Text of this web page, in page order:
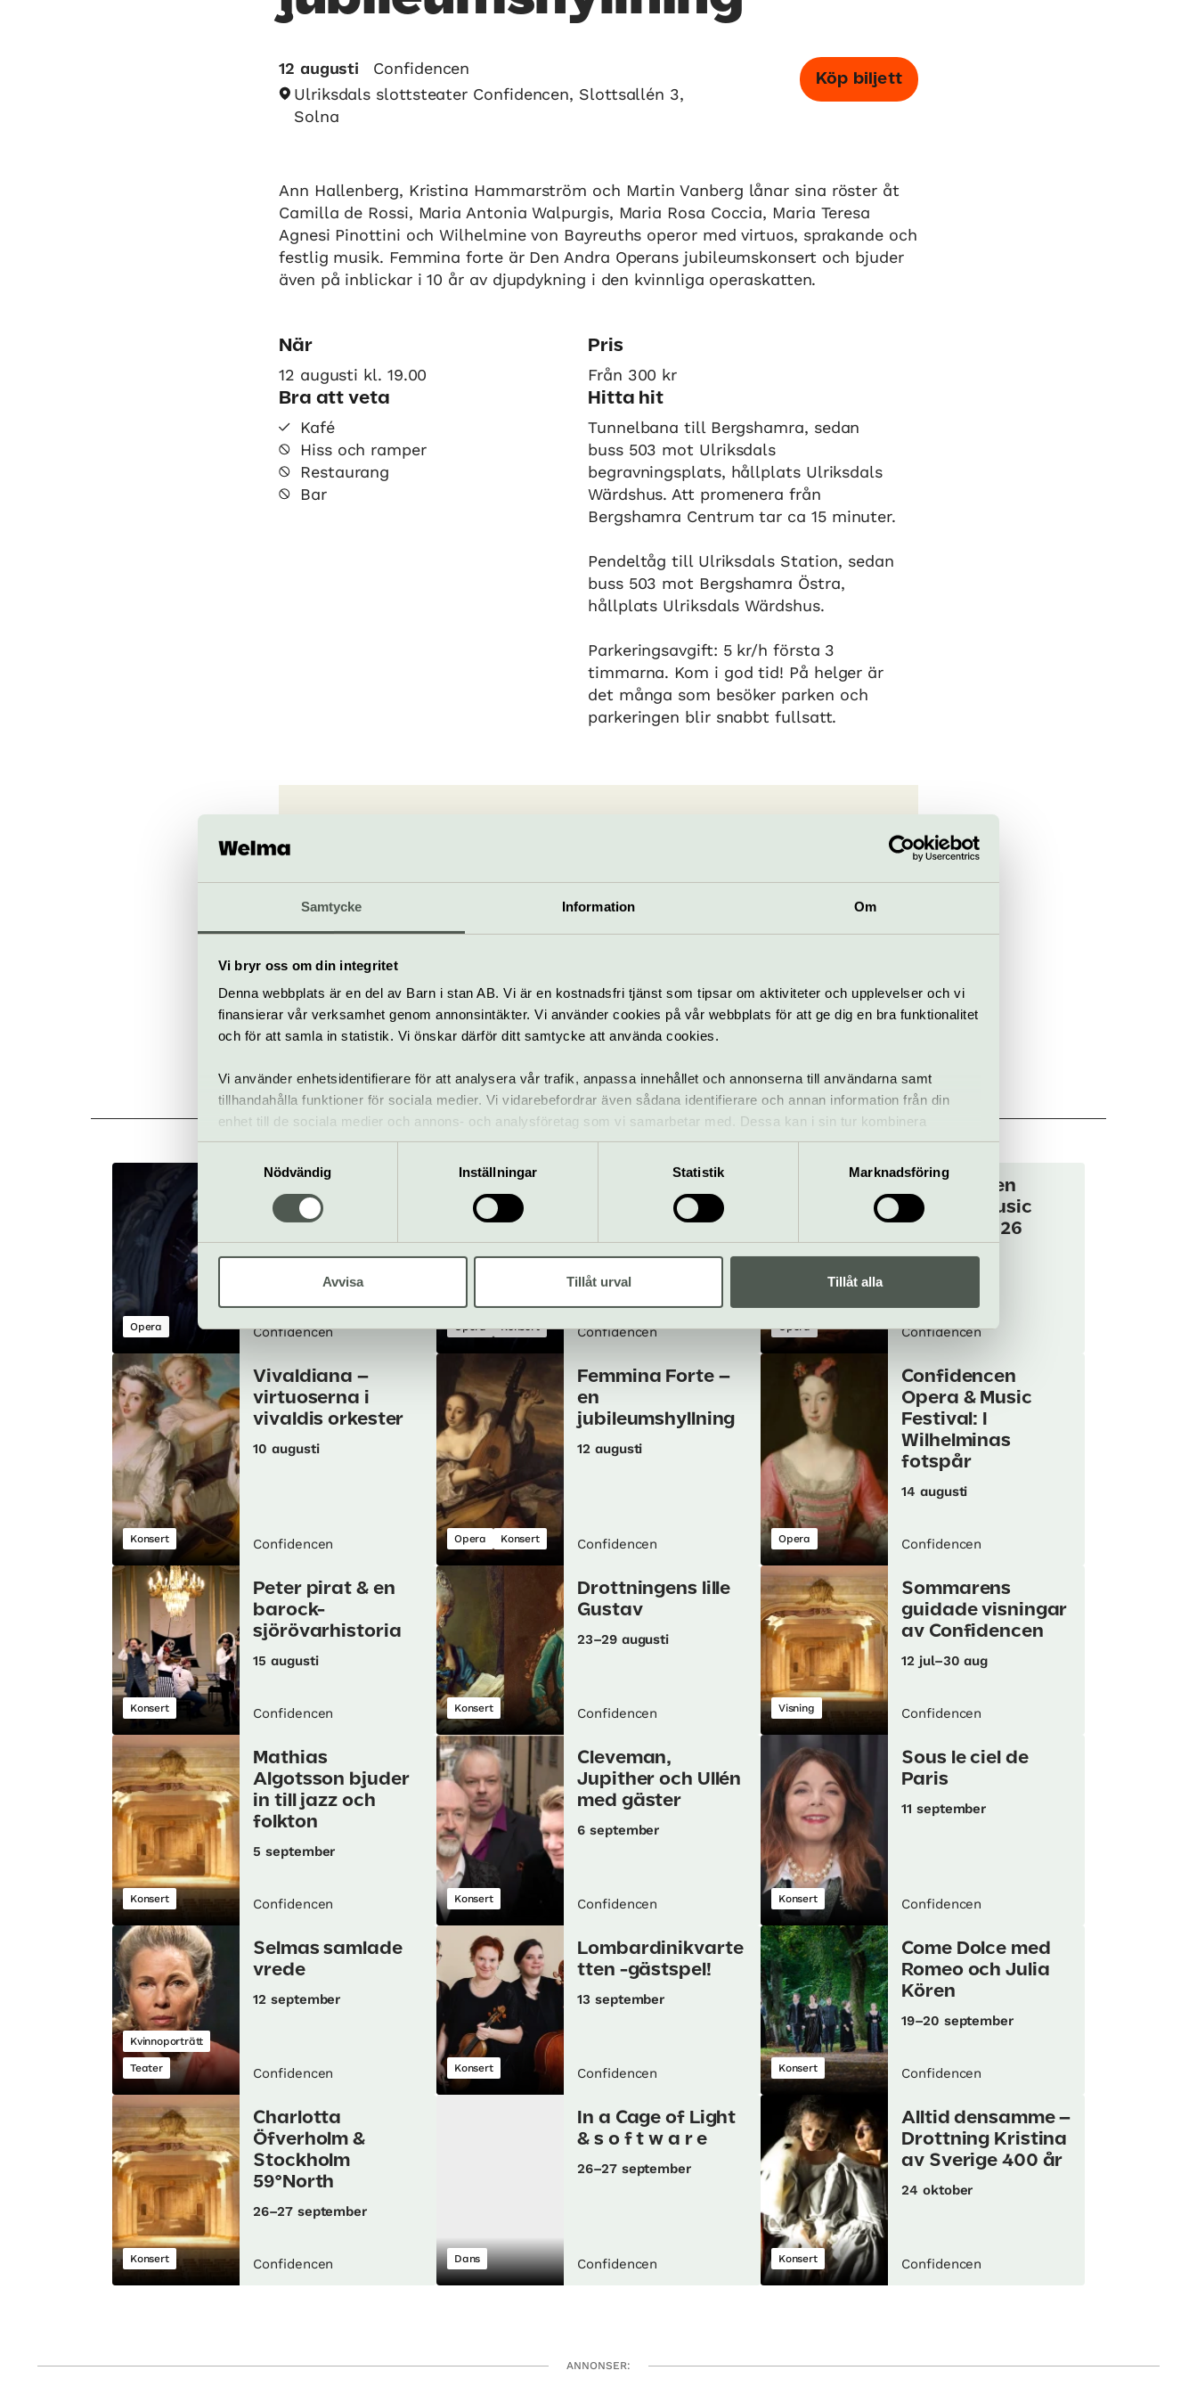
Samtycke Information Om
Vi bryr oss om din integritet
Denna webbplats är en del av Barn i stan AB. Vi är en kostnadsfri tjänst som tipsar om aktiviteter och upplevelser och vi
finansierar vår verksamhet genom annonsintäkter. Vi använder cookies på vår webbplats för att ge dig en bra funktionalitet
och för att samla in statistik. Vi önskar därför ditt samtycke att använda cookies.
Vi använder enhetsidentifierare för att analysera vår trafik, anpassa innehållet och annonserna till användarna samt
tillhandahålla funktioner för sociala medier. Vi vidarebefordrar även sådana identifierare och annan information från din
enhet till de sociala medier och annons- och analysföretag som vi samarbetar med. Dessa kan i sin tur kombinera
informationen med annan information som du har tillhandahållit eller som de har samlat in när du har använt deras tjänster.
Nödvändig
Inställningar Statistik Marknadsföring
Avvisa Tillåt urval Tillåt alla
12 augusti
Confidencen
Ulriksdals slottsteater Confidencen, Slottsallén 3,
Solna
Köp biljett
Ann Hallenberg, Kristina Hammarström och Martin Vanberg lånar sina röster åt
Camilla de Rossi, Maria Antonia Walpurgis, Maria Rosa Coccia, Maria Teresa
Agnesi Pinottini och Wilhelmine von Bayreuths operor med virtuos, sprakande och
festlig musik. Femmina forte är Den Andra Operans jubileumskonsert och bjuder
även på inblickar i 10 år av djupdykning i den kvinnliga operaskatten.
När
12 augusti kl. 19.00
Pris
Från 300 kr
Bra att veta
Kafé
Hiss och ramper
Restaurang
Bar
Hitta hit
Tunnelbana till Bergshamra, sedan
buss 503 mot Ulriksdals
begravningsplats, hållplats Ulriksdals
Wärdshus. Att promenera från
Bergshamra Centrum tar ca 15 minuter.
Pendeltåg till Ulriksdals Station, sedan
buss 503 mot Bergshamra Östra,
hållplats Ulriksdals Wärdshus.
Parkeringsavgift: 5 kr/h första 3
timmarna. Kom i god tid! På helger är
det många som besöker parken och
parkeringen blir snabbt fullsatt.
www.confidencen.se
08 – 85 60 10
Köp biljett
Allt som händer – Confidencen
Opera
Opera & Music
30 jul–16 aug
Confidencen Opera Konsert Confidencen Opera
Confidencen
Opera & Music
Festival 2026
30 jul–16 aug
Confidencen
Konsert
Vivaldiana –
virtuoserna i
vivaldis orkester
10 augusti
Confidencen Opera Konsert
Femmina Forte –
en
jubileumshyllning
12 augusti
Confidencen Opera
Confidencen
Opera & Music
Festival: I
Wilhelminas
fotspår
14 augusti
Confidencen
Konsert
Peter pirat & en
barock-
sjörövarhistoria
15 augusti
Confidencen Konsert
Drottningens lille
Gustav
23–29 augusti
Confidencen Visning
Sommarens
guidade visningar
av Confidencen
12 jul–30 aug
Confidencen
Konsert
Mathias
Algotsson bjuder
in till jazz och
folkton
5 september
Confidencen Konsert
Cleveman,
Jupither och Ullén
med gäster
6 september
Confidencen Konsert
Sous le ciel de
Paris
11 september
Confidencen
Kvinnoporträtt
Teater
Selmas samlade
vrede
12 september
Confidencen Konsert
Lombardinikvarte
tten -gästspel!
13 september
Confidencen Konsert
Come Dolce med
Romeo och Julia
Kören
19–20 september
Confidencen
Konsert
Charlotta
Öfverholm &
Stockholm
59°North
26–27 september
Confidencen Dans
In a Cage of Light
& s o f t w a r e
26–27 september
Confidencen Konsert
Alltid densamme –
Drottning Kristina
av Sverige 400 år
24 oktober
Confidencen
ANNONSER: